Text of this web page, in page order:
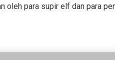
oleh para supir elf dan para